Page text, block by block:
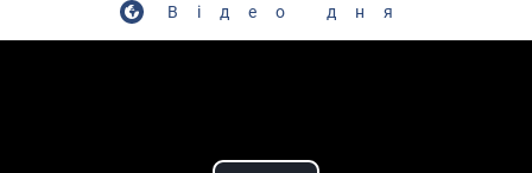
Відео дня